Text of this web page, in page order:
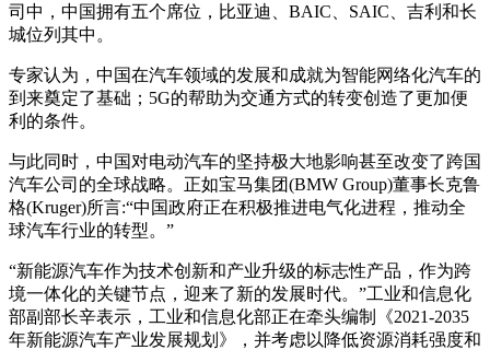
司中，中国拥有五个席位，比亚迪、BAIC、SAIC、吉利和长
城位列其中。
专家认为，中国在汽车领域的发展和成就为智能网络化汽车的
到来奠定了基础；5G的帮助为交通方式的转变创造了更加便
利的条件。
与此同时，中国对电动汽车的坚持极大地影响甚至改变了跨国
汽车公司的全球战略。正如宝马集团(BMW Group)董事长克鲁
格(Kruger)所言:“中国政府正在积极推进电气化进程，推动全
球汽车行业的转型。”
“新能源汽车作为技术创新和产业升级的标志性产品，作为跨
境一体化的关键节点，迎来了新的发展时代。”工业和信息化
部副部长辛表示，工业和信息化部正在牵头编制《2021-2035
年新能源汽车产业发展规划》，并考虑以降低资源消耗强度和